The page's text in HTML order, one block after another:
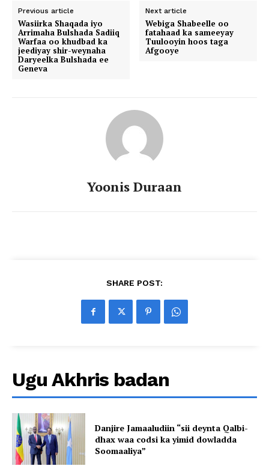
Previous article
Wasiirka Shaqada iyo
Arrimaha Bulshada Sadiiq
Warfaa oo khudbad ka
jeediyay shir-weynaha
Daryeelka Bulshada ee
Geneva
Next article
Webiga Shabeelle oo
fatahaad ka sameeyay
Tuulooyin hoos taga
Afgooye
Yoonis Duraan
SHARE POST:
Ugu Akhris badan
Danjire Jamaaludiin “sii deynta Qalbi-
dhax waa codsi ka yimid dowladda
Soomaaliya”